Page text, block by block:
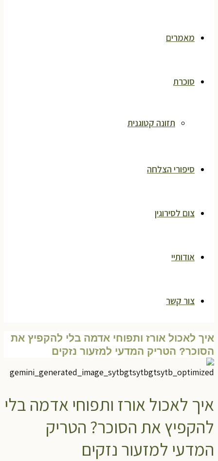
מאמרים
סוכרת
תזונה קטוגנית
סיפורי הצלחה
צום לסירוגין
אודותיי
צור קשר
איך לאכול אורז ותפוחי אדמה בלי להקפיץ את
הסוכר? הטריק המדעי למזעור נזקים
איך לאכול אורז ותפוחי אדמה בלי
להקפיץ את הסוכר? הטריק
המדעי למזעור נזקים